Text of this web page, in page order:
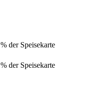
% der Speisekarte
% der Speisekarte